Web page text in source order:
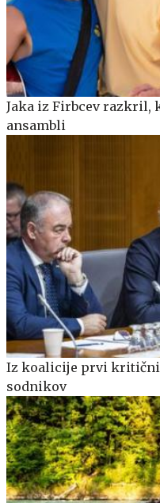
Jaka iz Firbcev
ansambli
Iz koalicije prvi kritični
sodnikov